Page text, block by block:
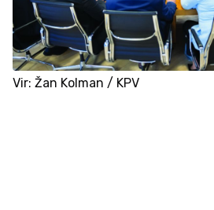
Vir: Žan Kolman / KPV